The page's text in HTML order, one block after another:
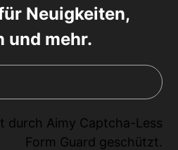
Neuigkeiten,
und mehr.
durch Aimy Captcha-Less
Form Guard geschützt.